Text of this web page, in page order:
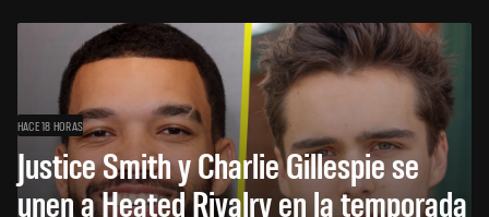
HACE 18 HORAS
Justice Smith y Charlie Gillespie se
unen a Heated Rivalry en la temporada